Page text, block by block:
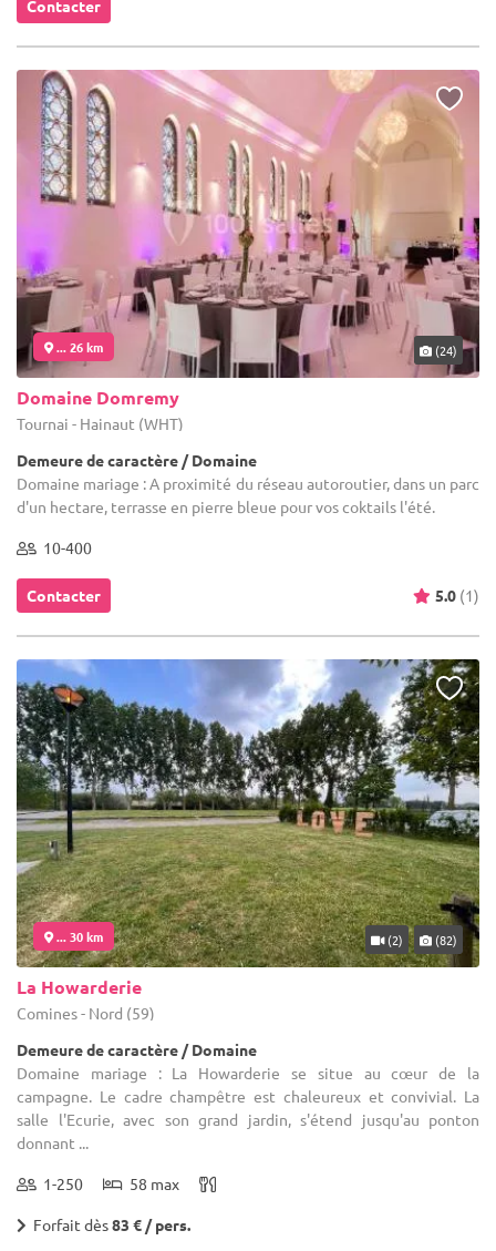
Contacter
... 26 km (24)
Domaine Domremy
Tournai - Hainaut (WHT)
Demeure de caractère / Domaine
Domaine mariage : A proximité du réseau autoroutier, dans un parc
d'un hectare, terrasse en pierre bleue pour vos coktails l'été.
10-400
Contacter 5.0 (1)
... 30 km (2) (82)
La Howarderie
Comines - Nord (59)
Demeure de caractère / Domaine
Domaine mariage : La Howarderie se situe au cœur de la
campagne. Le cadre champêtre est chaleureux et convivial. La
salle l'Ecurie, avec son grand jardin, s'étend jusqu'au ponton
donnant ...
1-250 58 max
Forfait dès83 € / pers.